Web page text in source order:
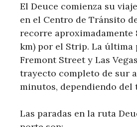
El Deuce comienza su
en el Centro de Tránsito
recorre aproximadamente
km) por el Strip. La última
Fremont Street y Las
trayecto completo de sur
minutos, dependiendo del
Las paradas en la ruta